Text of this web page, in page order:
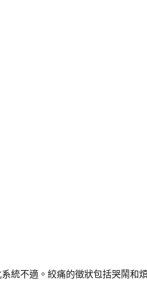
統不適。絞痛的徵狀包括哭鬧和